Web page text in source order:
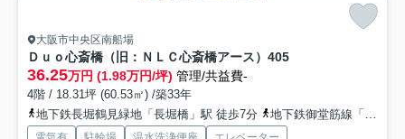
大阪市中央区南船場
Ｄｕｏ心斎橋（旧：ＮＬＣ心斎橋アース） 405
36.25万円 (1.98万円/坪) 管理/共益費-
4階 / 18.31坪 (60.53㎡) /築33年
地下鉄長堀鶴見緑地「長堀橋」駅 徒歩7分
地下鉄御堂筋線「心斎橋」駅 徒歩8分